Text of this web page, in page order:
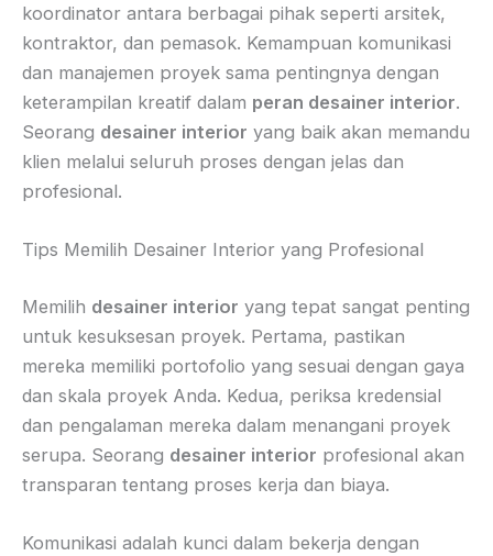
koordinator antara berbagai pihak seperti arsitek,
kontraktor, dan pemasok. Kemampuan komunikasi
dan manajemen proyek sama pentingnya dengan
keterampilan kreatif dalam peran desainer interior.
Seorang desainer interior yang baik akan memandu
klien melalui seluruh proses dengan jelas dan
profesional.
Tips Memilih Desainer Interior yang Profesional
Memilih desainer interior yang tepat sangat penting
untuk kesuksesan proyek. Pertama, pastikan
mereka memiliki portofolio yang sesuai dengan gaya
dan skala proyek Anda. Kedua, periksa kredensial
dan pengalaman mereka dalam menangani proyek
serupa. Seorang desainer interior profesional akan
transparan tentang proses kerja dan biaya.
Komunikasi adalah kunci dalam bekerja dengan